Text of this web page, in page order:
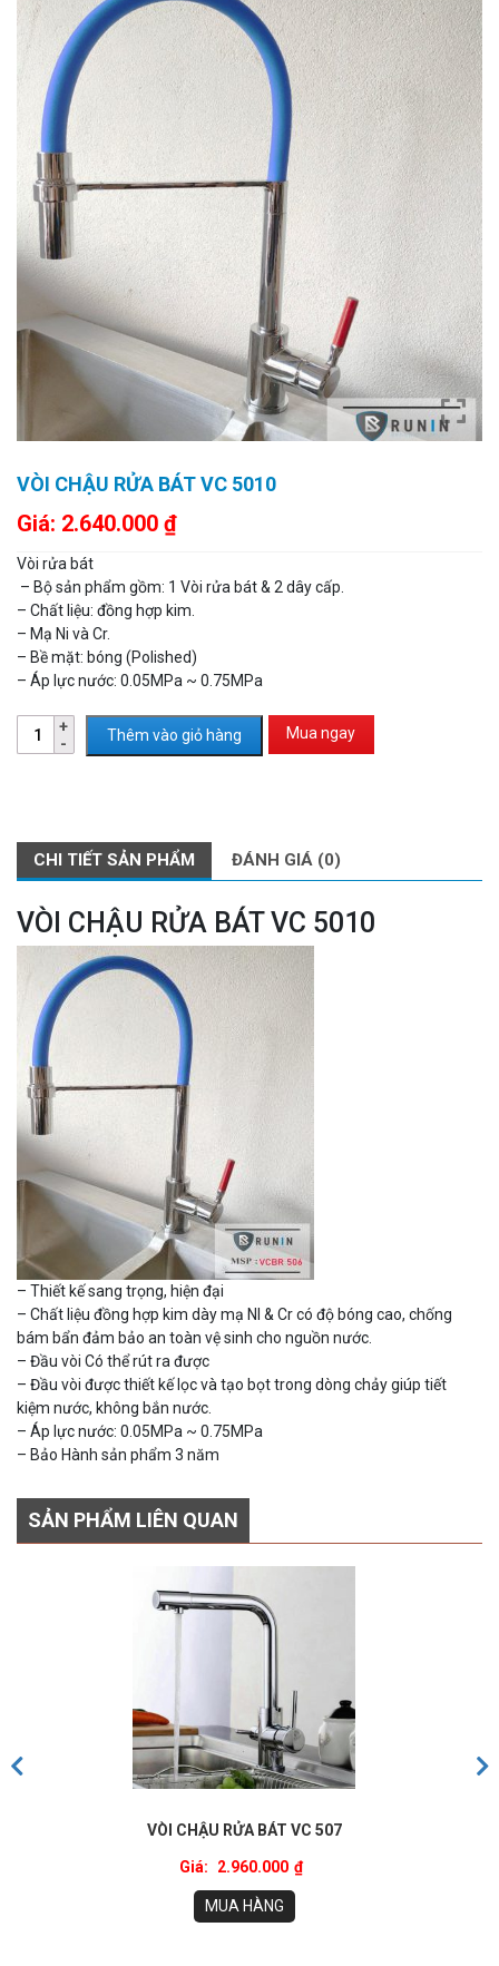
VÒI CHẬU RỬA BÁT VC 5010
Giá: 2.640.000 ₫
Vòi rửa bát
– Bộ sản phẩm gồm: 1 Vòi rửa bát & 2 dây cấp.
– Chất liệu: đồng hợp kim.
– Mạ Ni và Cr.
– Bề mặt: bóng (Polished)
– Áp lực nước: 0.05MPa ~ 0.75MPa
Thêm vào giỏ hàng Mua ngay
CHI TIẾT SẢN PHẨM ĐÁNH GIÁ (0)
VÒI CHẬU RỬA BÁT VC 5010
– Thiết kế sang trọng, hiện đại
– Chất liệu đồng hợp kim dày mạ NI & Cr có độ bóng cao, chống
bám bẩn đảm bảo an toàn vệ sinh cho nguồn nước.
– Đầu vòi Có thể rút ra được
– Đầu vòi được thiết kế lọc và tạo bọt trong dòng chảy giúp tiết
kiệm nước, không bắn nước.
– Áp lực nước: 0.05MPa ~ 0.75MPa
– Bảo Hành sản phẩm 3 năm
SẢN PHẨM LIÊN QUAN
VÒI CHẬU RỬA BÁT VC 507
Giá: 2.960.000 ₫
MUA HÀNG